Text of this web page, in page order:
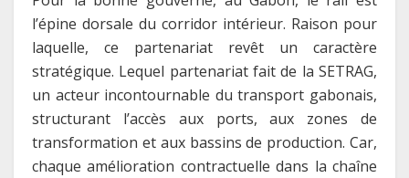
l’épine dorsale du corridor intérieur. Raison pour
laquelle, ce partenariat revêt un caractère
stratégique. Lequel partenariat fait de la SETRAG,
un acteur incontournable du transport gabonais,
structurant l’accès aux ports, aux zones de
transformation et aux bassins de production. Car,
chaque amélioration contractuelle dans la chaîne